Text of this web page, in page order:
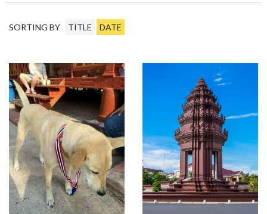
SORTING BY TITLE DATE